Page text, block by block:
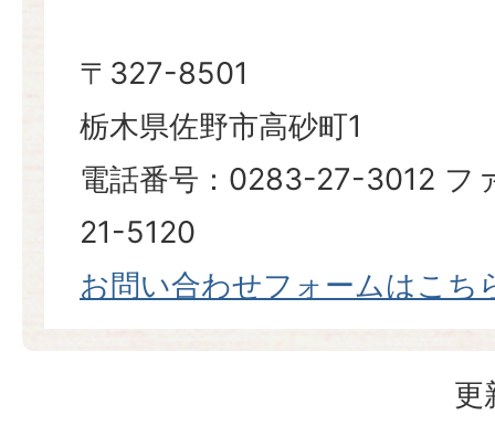
〒327-8501
栃木県佐野市高砂町1
電話番号：0283-27-3012 フ
21-5120
お問い合わせフォームはこち
更